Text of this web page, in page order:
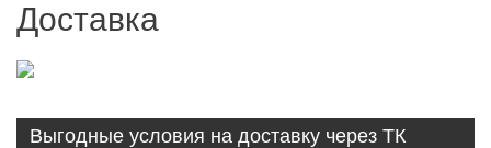
Доставка
Выгодные условия на доставку через ТК